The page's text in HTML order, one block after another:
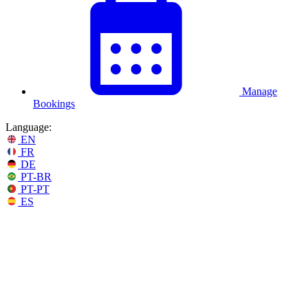
Manage
Bookings
Language:
EN
FR
DE
PT-BR
PT-PT
ES